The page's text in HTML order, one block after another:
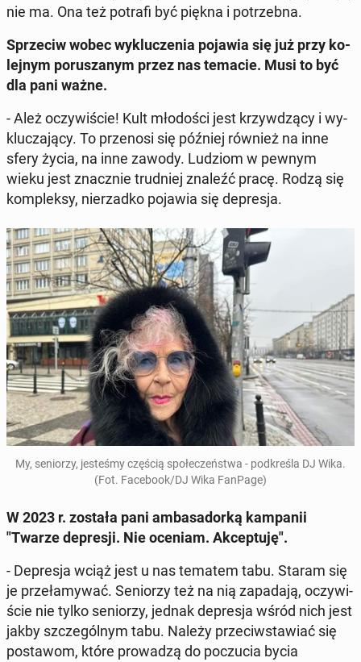
nie ma. Ona też potrafi być piękna i po­trzeb­na.
Sprze­ciw wobec wy­klu­cze­nia pojawia się już przy ko­
lej­nym po­ru­sza­nym przez nas temacie. Musi to być
dla pani ważne.
- Ależ oczy­wi­ście! Kult mło­do­ści jest krzyw­dzą­cy i wy­
klu­cza­ją­cy. To prze­no­si się później również na inne
sfery życia, na inne zawody. Ludziom w pewnym
wieku jest znacz­nie trud­niej znaleźć pracę. Rodzą się
kom­plek­sy, nie­rzad­ko pojawia się de­pre­sja.
My, se­nio­rzy, je­ste­śmy częścią spo­łe­czeń­stwa - pod­kre­śla DJ Wika.
(Fot. Fa­ce­bo­ok/DJ Wika FanPage)
W 2023 r. została pani am­ba­sa­dor­ką kam­pa­nii
"Twarze de­pre­sji. Nie oceniam. Ak­cep­tu­ję".
- De­pre­sja wciąż jest u nas tematem tabu. Staram się
je prze­ła­my­wać. Se­nio­rzy też na nią za­pa­da­ją, oczy­wi­
ście nie tylko se­nio­rzy, jednak de­pre­sja wśród nich jest
jakby szcze­gól­nym tabu. Należy prze­ciw­sta­wiać się
po­sta­wom, które pro­wa­dzą do po­czu­cia bycia